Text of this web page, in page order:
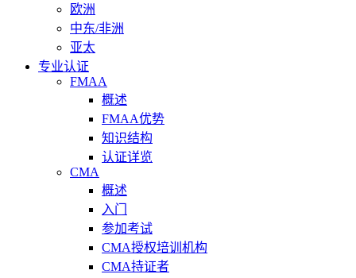
欧洲
中东/非洲
亚太
专业认证
FMAA
概述
FMAA优势
知识结构
认证详览
CMA
概述
入门
参加考试
CMA授权培训机构
CMA持证者